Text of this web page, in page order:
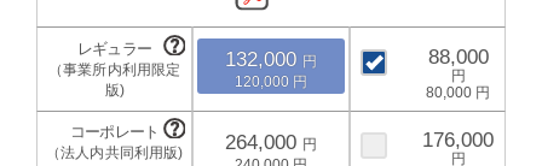
132,000
120,000
88,000
80,000
264,000 176,000